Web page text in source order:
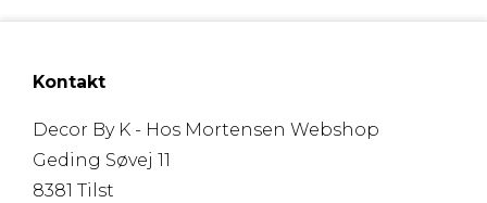
Kontakt
Decor By K - Hos Mortensen Webshop
Geding Søvej 11
8381 Tilst